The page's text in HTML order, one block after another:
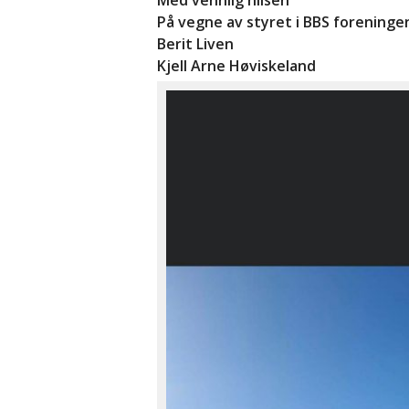
På vegne av styret i BBS
Berit Liven
Kjell Arne Høviskeland